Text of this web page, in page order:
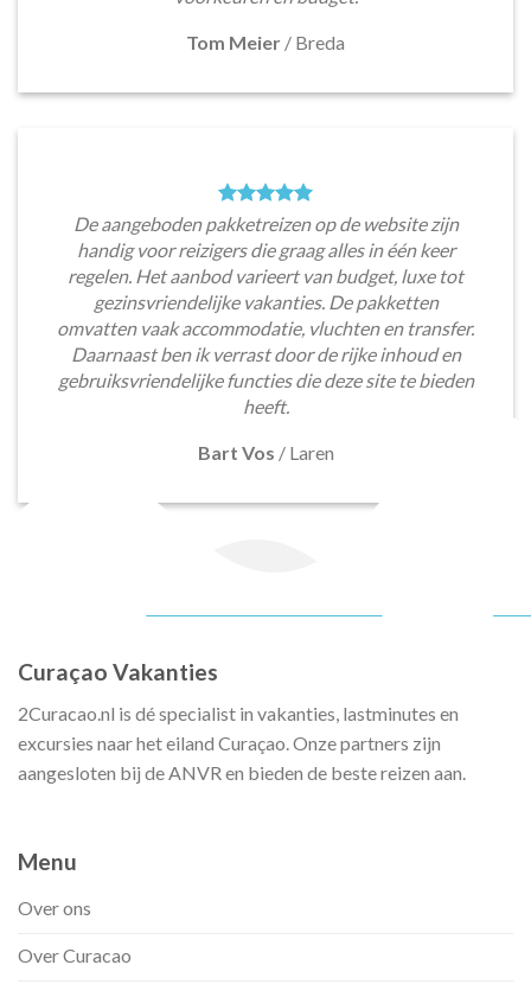
Tom Meier / Breda
De aangeboden pakketreizen op de website zijn
handig voor reizigers die graag alles in één keer
regelen. Het aanbod varieert van budget, luxe tot
gezinsvriendelijke vakanties. De pakketten
omvatten vaak accommodatie, vluchten en transfer.
Daarnaast ben ik verrast door de rijke inhoud en
gebruiksvriendelijke functies die deze site te bieden
heeft.
Bart Vos / Laren
Curaçao Vakanties
2Curacao.nl is dé specialist in vakanties, lastminutes en
excursies naar het eiland Curaçao. Onze partners zijn
aangesloten bij de ANVR en bieden de beste reizen aan.
Menu
Over ons
Over Curacao